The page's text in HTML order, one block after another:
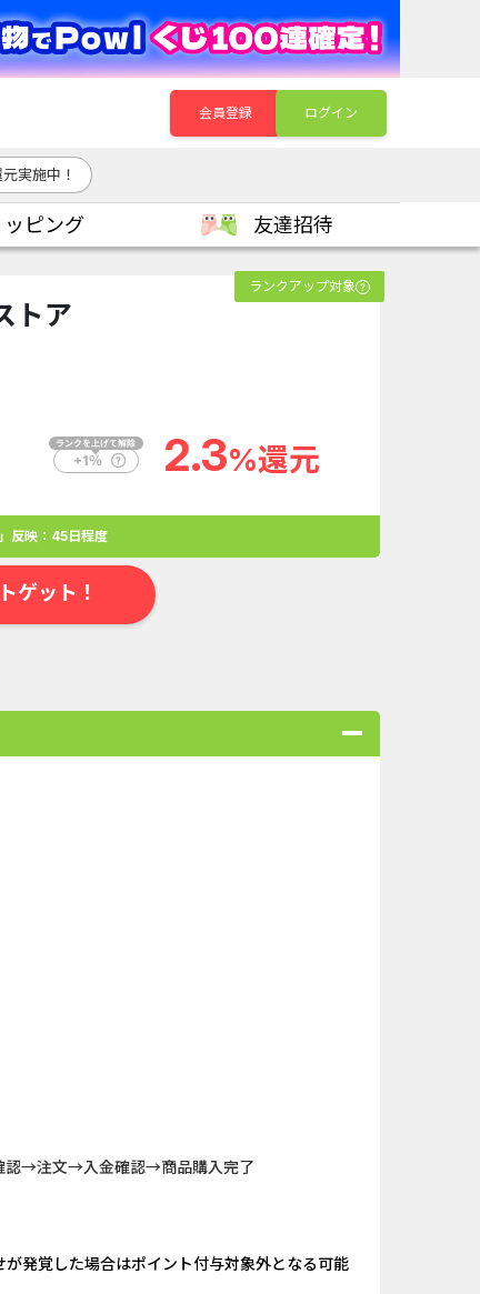
会員登録 ログイン
実施中！
ッピング 友達招待
1取引1...
（ダーウ...
And_パズル＆コンクエス...
iOS_エバーテイル_3日間...
ランクアップ対象
トア
2.3%還元
反映：45日程度
ゲット！
認→注文→入金確認→商品購入完了
発覚した場合はポイント付与対象外となる可能